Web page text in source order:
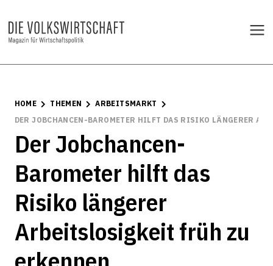
HOME THEMEN
ARBEITSMARKT
DER JOBCHANCEN-BAROMETER HILFT DAS RISIKO LÄNGERER
Der Jobchancen-
Barometer hilft das
Risiko längerer
Arbeitslosigkeit früh zu